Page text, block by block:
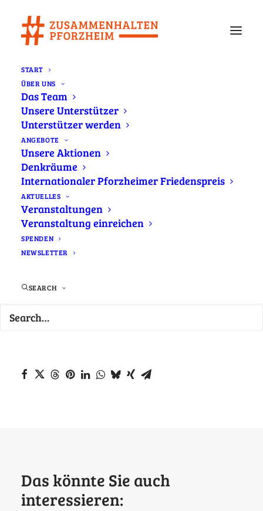
START
ÜBER UNS
Das Team
Unsere Unterstützer
Unterstützer werden
ANGEBOTE
Unsere Aktionen
Denkräume
Internationaler Pforzheimer Friedenspreis
AKTUELLES
Veranstaltungen
Veranstaltung einreichen
SPENDEN
NEWSLETTER
SEARCH
#Zusammenhalten-Newsletter März 2026
Home
#Zusammenhalten-Newsletter März 2026
Woche der Christlich-Jüdischen
Zusammenarbeit, Landtagswahl,
Internationaler Frauentag,
Internationale Wochen gegen
Rassismus u.v.m.
Das könnte Sie auch
interessieren: